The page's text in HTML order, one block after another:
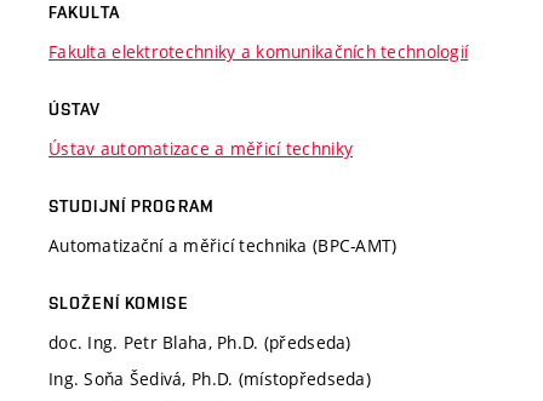
FAKULTA
Fakulta elektrotechniky a komunikačních technologií
ÚSTAV
Ústav automatizace a měřicí techniky
STUDIJNÍ PROGRAM
Automatizační a měřicí technika (BPC-AMT)
SLOŽENÍ KOMISE
doc. Ing. Petr Blaha, Ph.D. (předseda)
Ing. Soňa Šedivá, Ph.D. (místopředseda)